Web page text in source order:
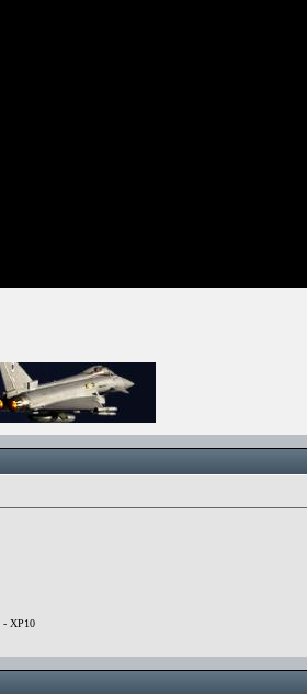
- XP10